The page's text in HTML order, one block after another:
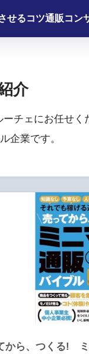
せるコツ通販コン
介
チェにお任せく
企業です。
から、つくる!